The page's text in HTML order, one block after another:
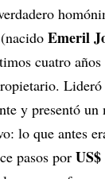
(nacido Emeril
cuatro años
y presentó un
lo que antes
pasos por US$